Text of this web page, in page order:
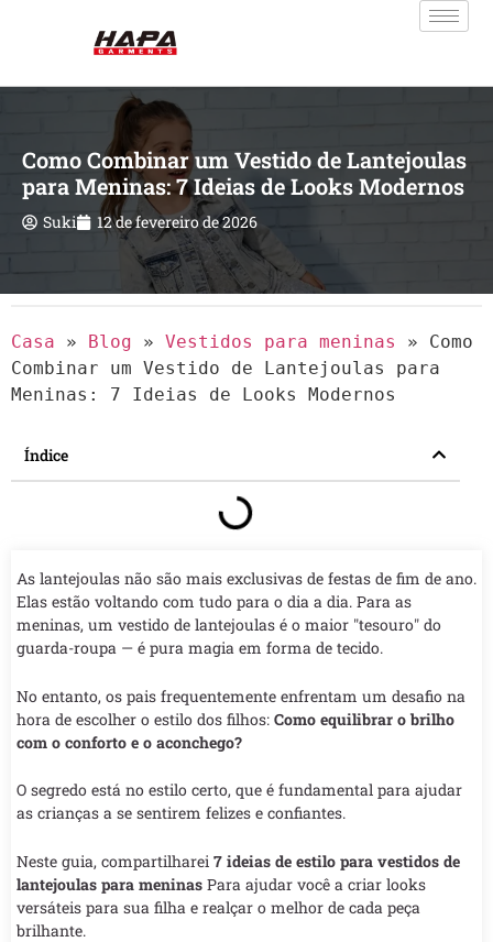
Como Combinar um Vestido de Lantejoulas
para Meninas: 7 Ideias de Looks Modernos
Suki 12 de fevereiro de 2026
Casa » Blog » Vestidos para meninas » Como
Combinar um Vestido de Lantejoulas para
Meninas: 7 Ideias de Looks Modernos
Índice
As lantejoulas não são mais exclusivas de festas de fim de ano.
Elas estão voltando com tudo para o dia a dia. Para as
meninas, um vestido de lantejoulas é o maior "tesouro" do
guarda-roupa — é pura magia em forma de tecido.
No entanto, os pais frequentemente enfrentam um desafio na
hora de escolher o estilo dos filhos: Como equilibrar o brilho
com o conforto e o aconchego?
O segredo está no estilo certo, que é fundamental para ajudar
as crianças a se sentirem felizes e confiantes.
Neste guia, compartilharei 7 ideias de estilo para vestidos de
lantejoulas para meninas Para ajudar você a criar looks
versáteis para sua filha e realçar o melhor de cada peça
brilhante.